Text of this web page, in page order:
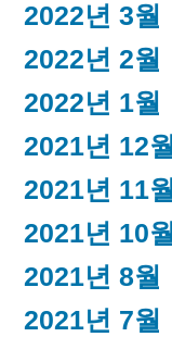
2022년 3월
2022년 2월
2022년 1월
2021년 12월
2021년 11월
2021년 10월
2021년 8월
2021년 7월